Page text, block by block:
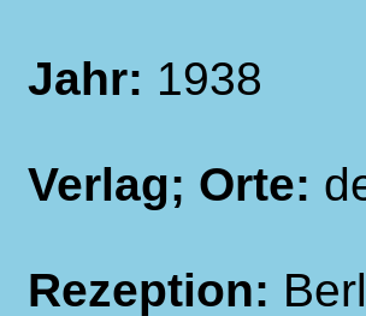
Jahr: 1938
Verlag; Orte:
Rezeption: